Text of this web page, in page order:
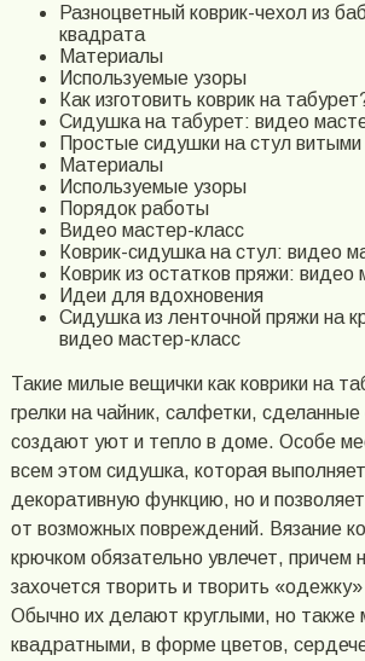
Разноцветный коврик-чехол из
квадрата
Материалы
Используемые узоры
Как изготовить коврик на
Сидушка на табурет: видео
Простые сидушки на стул витыми
Материалы
Используемые узоры
Порядок работы
Видео мастер-класс
Коврик-сидушка на стул: видео
Коврик из остатков пряжи: видео
Идеи для вдохновения
Сидушка из ленточной пряжи на
видео мастер-класс
Такие милые вещички как коврики на
грелки на чайник, салфетки,
создают уют и тепло в доме. Особе
всем этом сидушка, которая
декоративную функцию, но и
от возможных повреждений. Вязание
крючком обязательно увлечет, причем
захочется творить и творить
Обычно их делают круглыми, но также
квадратными, в форме цветов,